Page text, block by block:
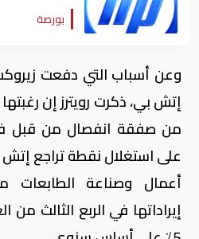
بورصة
وعن أسباب التي دفعت
إتش بي، ذكرت رويترز إن
من صفقة انفصال من قبل
على استغلال نقطة تراجع
أعمال وصناعة